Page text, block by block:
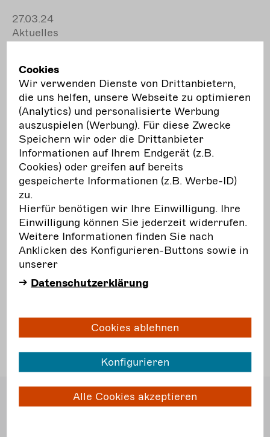
27.03.24
Aktuelles
(Projektbeginn 15. Juli) nur noch Restmittel für
kleinere Projekte vergeben können. Die
Beantragung von Projekten mit vier Formaten
oder von Inszenierungen wird
in dieser
Frist
leider nicht möglich sein. Größere Projekte könnt
Ihr wieder zum 15. Oktober 2024 (Projektstart
Anfang Januar 2025) beantragen.
In der
stehen der Leiter des
Projektes "tanz+theater machen stark", Eckhard
Mittelstädt und die Sachbearbeiterinnen Sonja
Linke und Stefanie Deutschmann, neben den
fünf regionalen Fachstellen, für die Beratung von
Antragsteller*innen und
Verfügung.
Bundesverband Freie
Darstellende Künste e.V.
Cookies
Wir verwenden Dienste von Drittanbietern,
die uns helfen, unsere Webseite zu optimieren
(Analytics) und personalisierte Werbung
auszuspielen (Werbung). Für diese Zwecke
Speichern wir oder die Drittanbieter
Informationen auf Ihrem Endgerät (z.B.
Cookies) oder greifen auf bereits
gespeicherte Informationen (z.B. Werbe-ID)
zu.
Hierfür benötigen wir Ihre Einwilligung. Ihre
Einwilligung können Sie jederzeit widerrufen.
Weitere Informationen finden Sie nach
Anklicken des Konfigurieren-Buttons sowie in
unserer
Datenschutzerklärung
Cookies ablehnen
Konfigurieren
Alle Cookies akzeptieren